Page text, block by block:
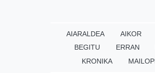
AIARALDEA AIKOR
BEGITU
ERRAN
KRONIKA